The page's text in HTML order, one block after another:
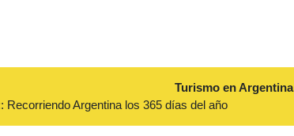
Turismo en Argentina
Recorriendo Argentina los 365 días del año